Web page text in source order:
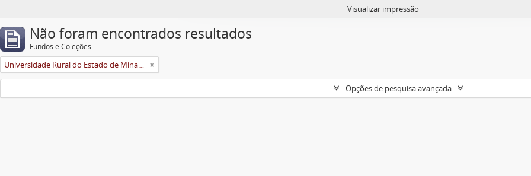
Visualizar impressão
Não foram encontrados resultados
Fundos e Coleções
Universidade Rural do Estado de Minas Gerais (Uremg)
Opções de pesquisa avançada